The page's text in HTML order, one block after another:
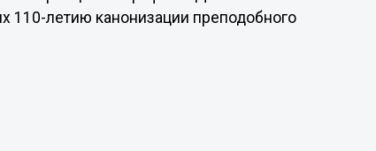
летию канонизации преподобного